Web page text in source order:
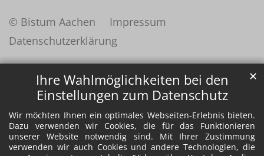
Ihre Wahlmöglichkeiten bei den
Einstellungen zum Datenschutz
Wir möchten Ihnen ein optimales Webseiten-Erlebnis bieten.
Dazu verwenden wir Cookies, die für das Funktionieren
unserer Website notwendig sind. Mit Ihrer Zustimmung
verwenden wir auch Cookies und andere Technologien, die
✕
© Bistum Aachen
Impressum
Datenschutzerklärung